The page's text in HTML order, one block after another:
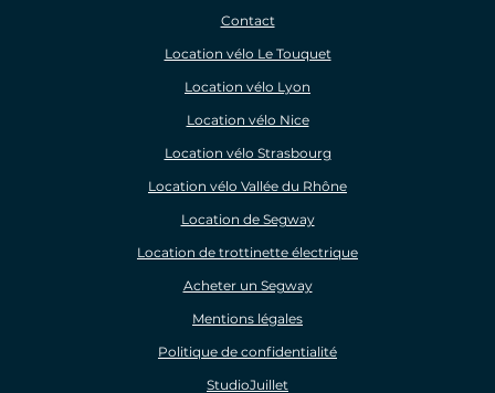
Contact
Location vélo Le Touquet
Location vélo Lyon
Location vélo Nice
Location vélo Strasbourg
Location vélo Vallée du Rhône
Location de Segway
Location de trottinette électrique
Acheter un Segway
Mentions légales
Politique de confidentialité
StudioJuillet